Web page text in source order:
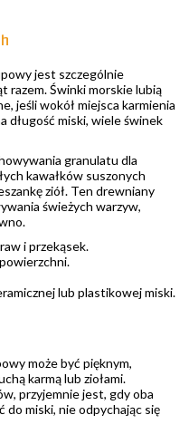
jest szczególnie
razem. Świnki morskie lubią
jeśli wokół miejsca karmienia
długość miski, wiele świnek
granulatu dla
kawałków suszonych
ziół. Ten drewniany
świeżych warzyw,
i przekąsek.
lub plastikowej miski.
może być pięknym,
karmą lub ziołami.
przyjemnie jest, gdy oba
do miski, nie odpychając się